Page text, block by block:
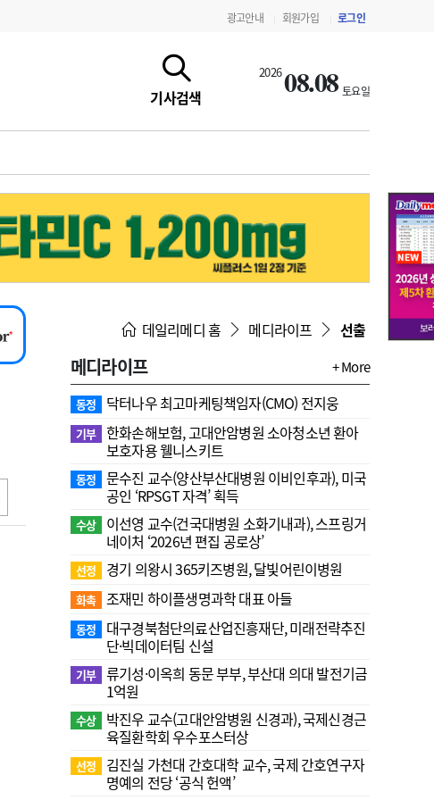
광고안내 회원가입 로그인
기사검색
202608.08 토요일
지침·기준·평가 약제급여 심사 결과
데일리메디 홈 메디라이프 선출
메디라이프 + More
동정 닥터나우 최고마케팅책임자(CMO) 전지웅
기부 한화손해보험, 고대안암병원 소아청소년 환아
보호자용 웰니스키트
동정
문수진 교수( 양산부산대병원 이비인후과), 미국
공인 ‘RPSGT 자격’ 획득
수상
이선영 교수(건국대병원 소화기내과), 스프링거
네이처 ‘2026년 편집 공로상’
선정 경기 의왕시 365키즈병원, 달빛어린이병원
화촉 조재민 하이플생명과학 대표 아들
동정
대구경북첨단의료산업진흥재단, 미래전략추진
단·빅데이터팀 신설
기부 류기성·이옥희 동문 부부, 부산대 의대 발전기금
1억원
수상
박진우 교수(고대안암병원 신경과), 국제신경근
육질환학회 우수포스터상
선정
김진실 가천대 간호대학 교수, 국제 간호연구자
명예의 전당 ‘공식 헌액’